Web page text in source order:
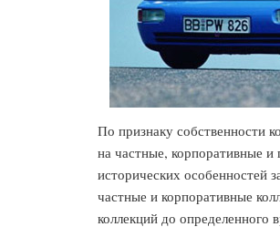
По признаку собственности
на частные, корпоративные и
исторических особенностей
частные и корпоративные
коллекций до